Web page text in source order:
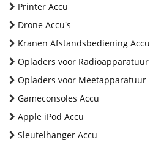
Printer Accu
Drone Accu's
Kranen Afstandsbediening Accu
Opladers voor Radioapparatuur
Opladers voor Meetapparatuur
Gameconsoles Accu
Apple iPod Accu
Sleutelhanger Accu